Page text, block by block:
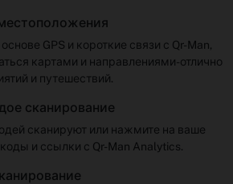
GPS и короткие связи с Qr-Man,
картами и направлениями-отлично
и путешествий.
сканирование
сканируют или нажмите на ваше
и ссылки с Qr-Man Analytics.